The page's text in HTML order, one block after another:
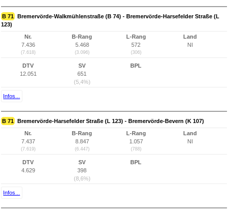
B 71 Bremervörde-Walkmühlenstraße (B 74) - Bremervörde-Harsefelder Straße (L
123)
Nr.
7.436
(7.618)
B-Rang
5.468
(3.096)
L-Rang
572
(306)
Land
NI
DTV
12.051
SV
651
(5,4%)
BPL
Infos...
B 71 Bremervörde-Harsefelder Straße (L 123) - Bremervörde-Bevern (K 107)
Nr.
7.437
(7.619)
B-Rang
8.847
(6.447)
L-Rang
1.057
(788)
Land
NI
DTV
4.629
SV
398
(8,6%)
BPL
Infos...